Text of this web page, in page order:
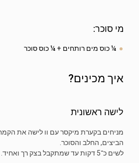
מי סוכר:
¼ כוס מים רותחים + ¼ כוס סוכר
איך מכינים?
לישה ראשונית
מניחים בקערת מיקסר עם וו לישה את
הביצים, החלב והסוכר.
לשים כ־5 דקות עד שמתקבל בצק רך ואחיד.